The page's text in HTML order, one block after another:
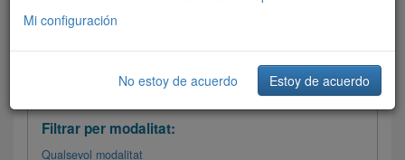
Filtrar les rutes
Filtrar per modalitat:
Qualsevol modalitat
Mi configuración
No estoy de acuerdo Estoy de acuerdo